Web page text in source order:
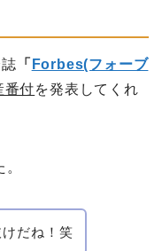
「 Forbes(フォーブ
番付を発表してくれ
だね！笑